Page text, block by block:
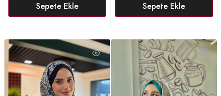
Sepete Ekle Sepete Ekle